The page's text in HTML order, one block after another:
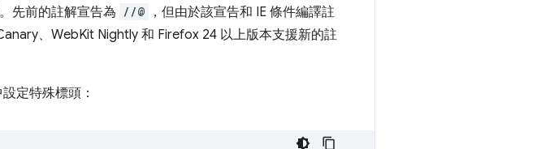
先前的註解宣告為 //@
，但由於該宣告和 IE 條件編譯註
、WebKit Nightly 和 Firefox 24 以上版本支援新的註
定特殊標頭：